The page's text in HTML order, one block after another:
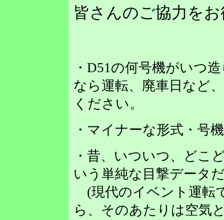
皆さんのご協力を
・D51の何号機がいつ
なら運転、廃車日など
ください。
・マイナーな形式・号
・昔、いついつ、どこ
いう単純な目撃データ
(現代のイベント運転
ら、そのあたりは空気